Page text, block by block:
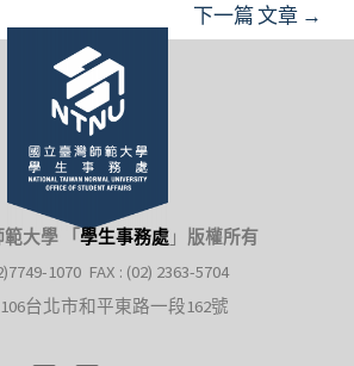
下一篇 文章 →
大學 「 學生事務處 」 版權所有
1070 FAX : (02) 2363-5704
台北市和平東路一段162號